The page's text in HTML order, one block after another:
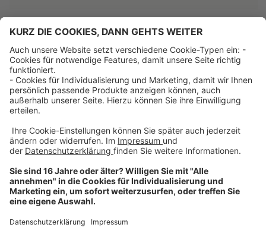
Über uns
Dehner Unternehmen
Jobs bei Dehner